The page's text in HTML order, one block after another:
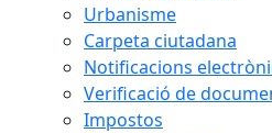
Urbanisme
Carpeta ciutadana
Notificacions
Verificació de
Impostos